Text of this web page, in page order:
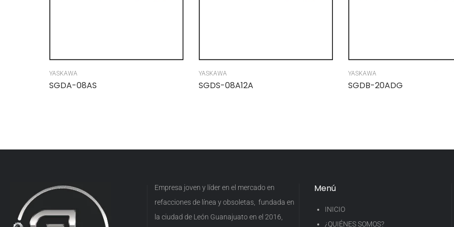
YASKAWA
SGDA-08AS
YASKAWA
SGDS-08A12A
YASKAWA
SGDB-20ADG
Empresa joven y líder en el mercado en
refacciones de línea y obsoletas, fundada en
la ciudad de León Guanajuato en el 2016,
Menú
INICIO
¿QUIÉNES SOMOS?